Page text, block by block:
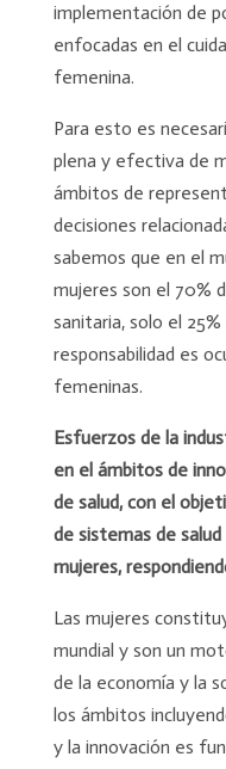
implementación de
enfocadas en el
femenina.
Para esto es
plena y efectiva de
ámbitos de
decisiones
sabemos que en el
mujeres son el 70%
sanitaria, solo el
responsabilidad es
femeninas.
Esfuerzos de la
en el ámbitos de
de salud, con el
de sistemas de
mujeres,
Las mujeres
mundial y son un
de la economía y la
los ámbitos
y la innovación es